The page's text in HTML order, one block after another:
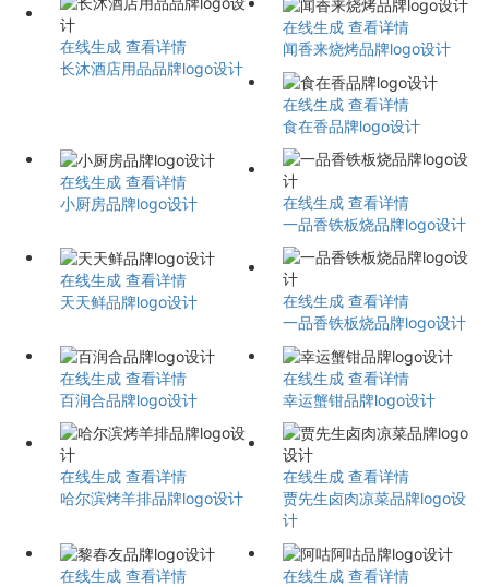
在线生成 查看详情
长沐酒店用品品牌logo设计
在线生成 查看详情
闻香来烧烤品牌logo设计
在线生成 查看详情
食在香品牌logo设计
在线生成 查看详情
小厨房品牌logo设计
在线生成 查看详情
一品香铁板烧品牌logo设计
在线生成 查看详情
天天鲜品牌logo设计
在线生成 查看详情
一品香铁板烧品牌logo设计
在线生成 查看详情
百润合品牌logo设计
在线生成 查看详情
幸运蟹钳品牌logo设计
在线生成 查看详情
哈尔滨烤羊排品牌logo设计
在线生成 查看详情
贾先生卤肉凉菜品牌logo设
计
在线生成 查看详情
在线生成 查看详情